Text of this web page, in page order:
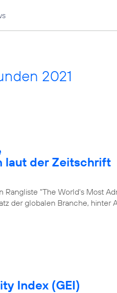
2021
laut der Zeitschrift
"The World's Most
der globalen Branche, hinter
Index (GEI)